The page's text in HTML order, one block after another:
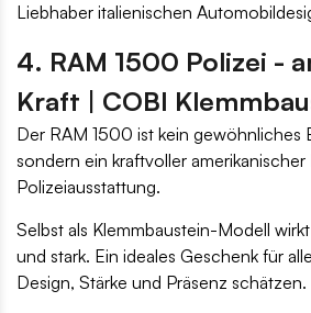
Liebhaber italienischen
4. RAM 1500 Polizei -
Kraft | COBI
Der RAM 1500 ist kein gewöhnliches
sondern ein kraftvoller amerikanischer
Polizeiausstattung.
Selbst als Klemmbaustein-Modell
und stark. Ein ideales Geschenk für
Design, Stärke und Präsenz schätzen.